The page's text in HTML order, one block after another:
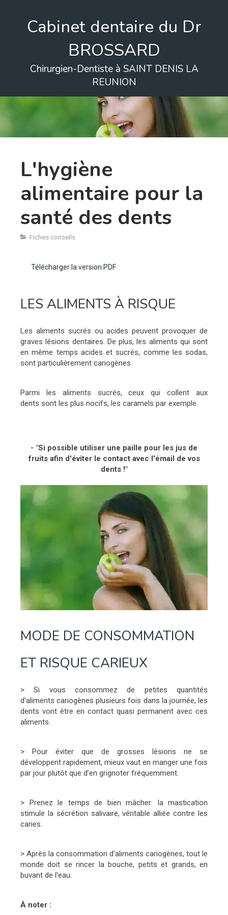
Cabinet dentaire du Dr
BROSSARD
Chirurgien-Dentiste à SAINT DENIS LA
REUNION
L'hygiène
alimentaire pour la
santé des dents
Fiches conseils
Télécharger la version PDF
LES ALIMENTS À RISQUE
Les aliments sucrés ou acides peuvent provoquer de
graves lésions dentaires. De plus, les aliments qui sont
en même temps acides et sucrés, comme les sodas,
sont particulièrement cariogènes.
Parmi les aliments sucrés, ceux qui collent aux
dents sont les plus nocifs, les caramels par exemple.
- "Si possible utiliser une paille pour les jus de
fruits afin d'éviter le contact avec l'émail de vos
dents !"
MODE DE CONSOMMATION
ET RISQUE CARIEUX
> Si vous consommez de petites quantités
d’aliments cariogènes plusieurs fois dans la journée, les
dents vont être en contact quasi permanent avec ces
aliments.
> Pour éviter que de grosses lésions ne se
développent rapidement, mieux vaut en manger une fois
par jour plutôt que d’en grignoter fréquemment.
> Prenez le temps de bien mâcher: la mastication
stimule la sécrétion salivaire, véritable alliée contre les
caries.
> Après la consommation d’aliments cariogènes, tout le
monde doit se rincer la bouche, petits et grands, en
buvant de l’eau.
À noter :